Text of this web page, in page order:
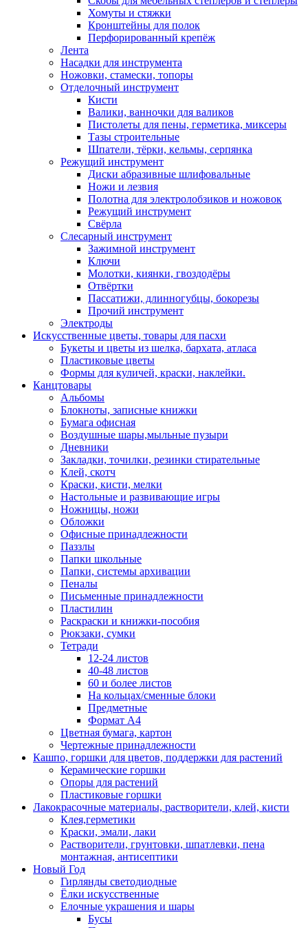
Хомуты и стяжки
Кронштейны для полок
Перфорированный крепёж
Лента
Насадки для инструмента
Ножовки, стамески, топоры
Отделочный инструмент
Кисти
Валики, ванночки для валиков
Пистолеты для пены, герметика, миксеры
Тазы строительные
Шпатели, тёрки, кельмы, серпянка
Режущий инструмент
Диски абразивные шлифовальные
Ножи и лезвия
Полотна для электролобзиков и ножовок
Режущий инструмент
Свёрла
Слесарный инструмент
Зажимной инструмент
Ключи
Молотки, киянки, гвоздодёры
Отвёртки
Пассатижи, длинногубцы, бокорезы
Прочий инструмент
Электроды
Искусственные цветы, товары для пасхи
Букеты и цветы из шелка, бархата, атласа
Пластиковые цветы
Формы для куличей, краски, наклейки.
Канцтовары
Альбомы
Блокноты, записные книжки
Бумага офисная
Воздушные шары,мыльные пузыри
Дневники
Закладки, точилки, резинки стирательные
Клей, скотч
Краски, кисти, мелки
Настольные и развивающие игры
Ножницы, ножи
Обложки
Офисные принадлежности
Паззлы
Папки школьные
Папки, системы архивации
Пеналы
Письменные принадлежности
Пластилин
Раскраски и книжки-пособия
Рюкзаки, сумки
Тетради
12-24 листов
40-48 листов
60 и более листов
На кольцах/сменные блоки
Предметные
Формат А4
Цветная бумага, картон
Чертежные принадлежности
Кашпо, горшки для цветов, поддержки для растений
Керамические горшки
Опоры для растений
Пластиковые горшки
Лакокрасочные материалы, растворители, клей, кисти
Клея,герметики
Краски, эмали, лаки
Растворители, грунтовки, шпатлевки, пена
монтажная, антисептики
Новый Год
Гирлянды светодиодные
Ёлки искусственные
Елочные украшения и шары
Бусы